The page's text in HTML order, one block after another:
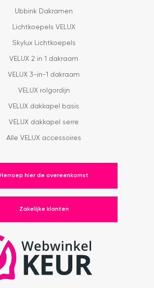
Ubbink Dakramen
Lichtkoepels VELUX
Skylux Lichtkoepels
VELUX 2 in 1 dakraam
VELUX 3-in-1 dakraam
VELUX rolgordijn
VELUX dakkapel basis
VELUX dakkapel serre
Alle VELUX accessoires
Herroep hier de overeenkomst
Zakelijke klanten